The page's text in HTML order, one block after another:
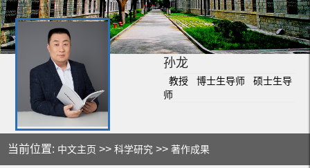
孙龙
教授 博士生导师 硕士生导
师
当前位置: 中文主页 >>科学研究 >>著作成果